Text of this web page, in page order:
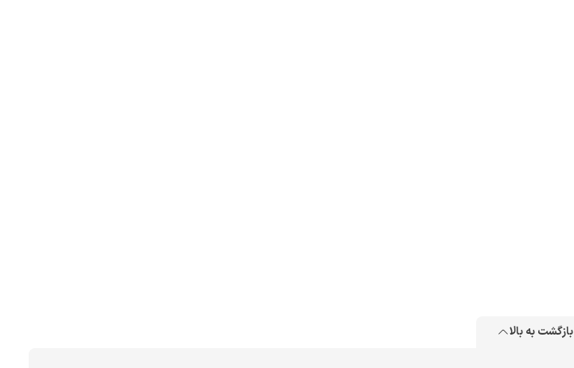
بازگشت به بالا